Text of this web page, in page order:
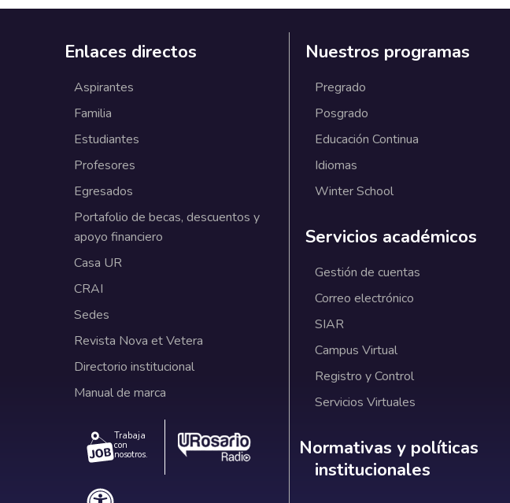
Enlaces directos
Aspirantes
Familia
Estudiantes
Profesores
Egresados
Portafolio de becas, descuentos y
apoyo financiero
Casa UR
CRAI
Sedes
Revista Nova et Vetera
Directorio institucional
Manual de marca
Trabaja
con
nosotros.
Nuestros programas
Pregrado
Posgrado
Educación Continua
Idiomas
Winter School
Servicios académicos
Gestión de cuentas
Correo electrónico
SIAR
Campus Virtual
Registro y Control
Servicios Virtuales
Normativas y políticas
Normativas y políticas
institucionales